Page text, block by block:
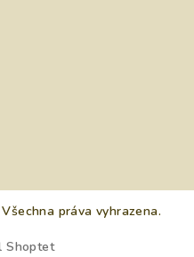
Všechna práva vyhrazena.
Shoptet